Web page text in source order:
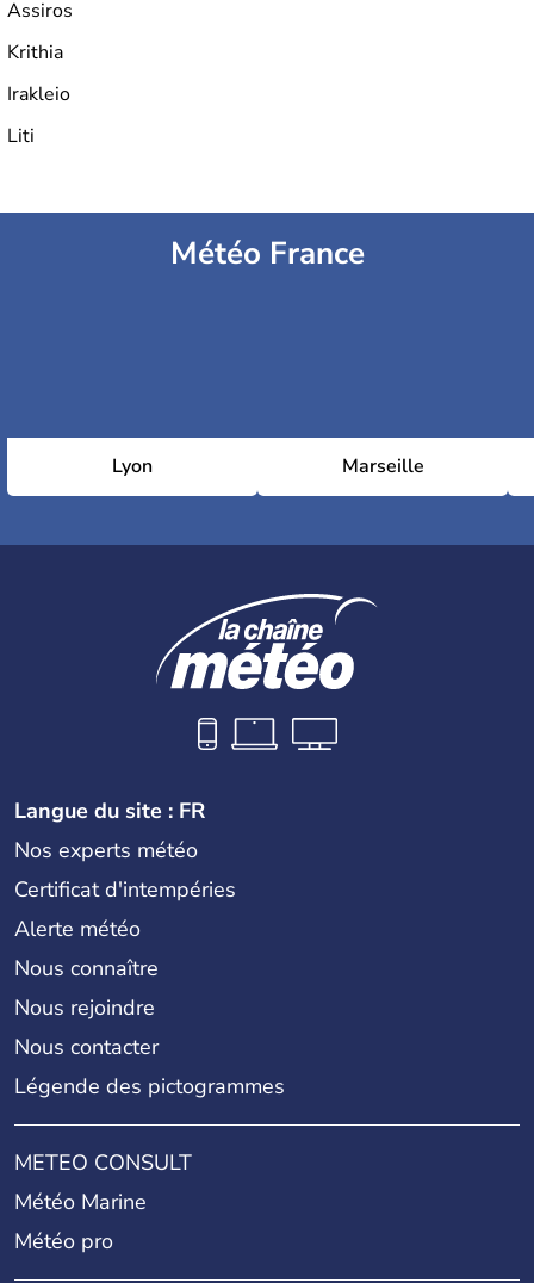
Assiros
Krithia
Irakleio
Liti
Météo France
Lyon Marseille
Langue du site : FR
Nos experts météo
Certificat d'intempéries
Alerte météo
Nous connaître
Nous rejoindre
Nous contacter
Légende des pictogrammes
METEO CONSULT
Météo Marine
Météo pro